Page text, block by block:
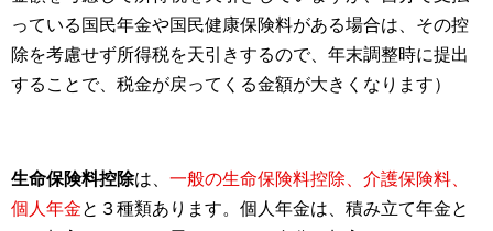
っている国民年金や国民健康保険料がある場合は、その控
除を考慮せず所得税を天引きするので、年末調整時に提出
することで、税金が戻ってくる金額が大きくなります）
生命保険料控除は、 一般の生命保険料控除、介護保険料、
個人年金と３種類あります。個人年金は、積み立て年金と